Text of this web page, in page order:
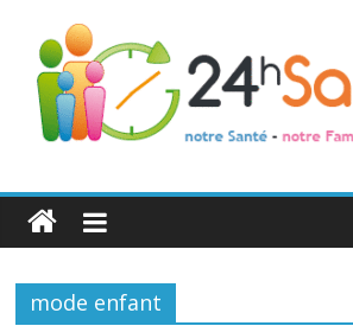
24h
Santé
Lamode enfant